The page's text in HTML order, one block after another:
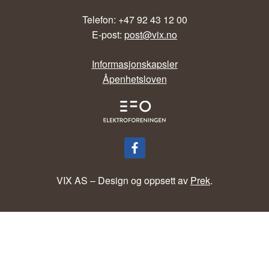
Telefon: +47 92 43 12 00
E-post: post@vix.no
Informasjonskapsler
Åpenhetsloven
VIX AS – Design og oppsett av Prek.